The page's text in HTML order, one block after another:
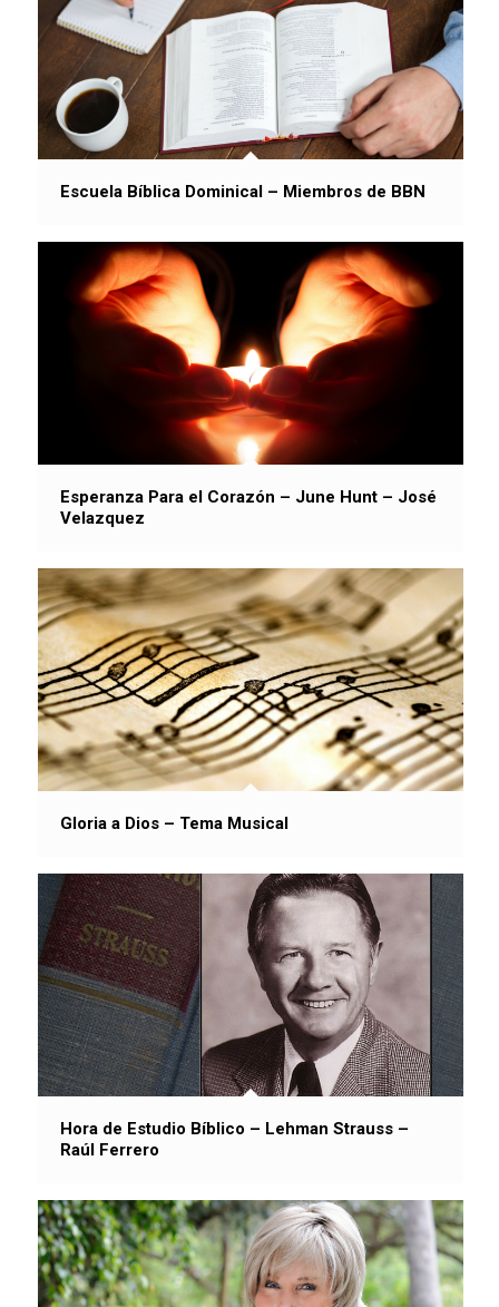
Escuela Bíblica Dominical – Miembros de BBN
Esperanza Para el Corazón – June Hunt – José
Velazquez
Gloria a Dios – Tema Musical
Hora de Estudio Bíblico – Lehman Strauss –
Raúl Ferrero